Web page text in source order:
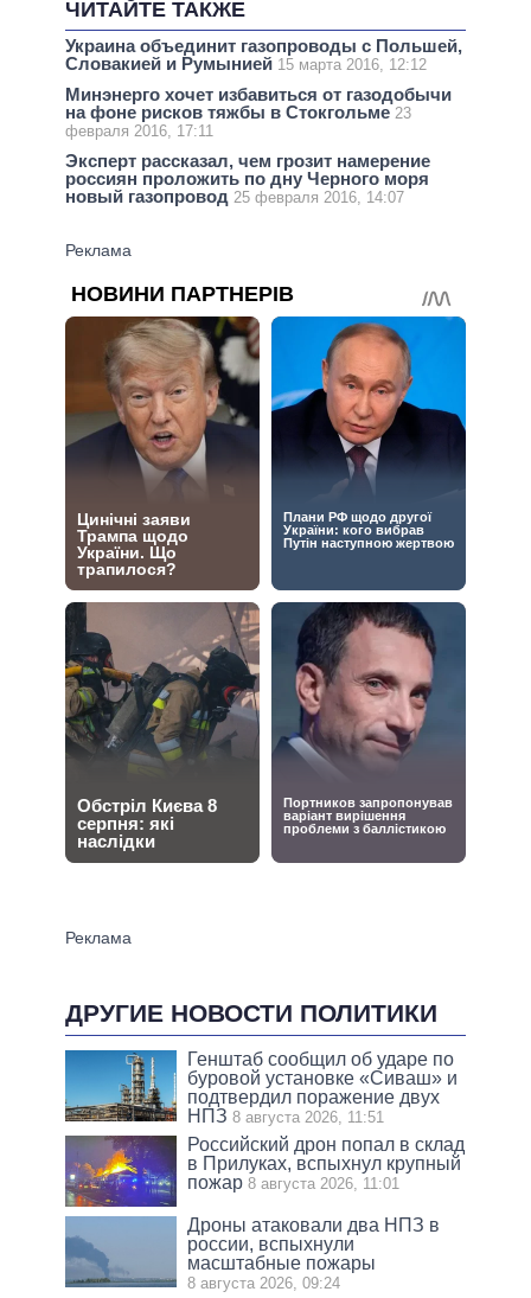
ЧИТАЙТЕ ТАКЖЕ
Украина объединит газопроводы с Польшей,
Словакией и Румынией 15 марта 2016, 12:12
Минэнерго хочет избавиться от газодобычи
на фоне рисков тяжбы в Стокгольме 23
февраля 2016, 17:11
Эксперт рассказал, чем грозит намерение
россиян проложить по дну Черного моря
новый газопровод 25 февраля 2016, 14:07
ДРУГИЕ НОВОСТИ ПОЛИТИКИ
Генштаб сообщил об ударе по
буровой установке «Сиваш» и
подтвердил поражение двух
НПЗ 8 августа 2026, 11:51
Российский дрон попал в склад
в Прилуках, вспыхнул крупный
пожар 8 августа 2026, 11:01
Дроны атаковали два НПЗ в
россии, вспыхнули
масштабные пожары
8 августа 2026, 09:24